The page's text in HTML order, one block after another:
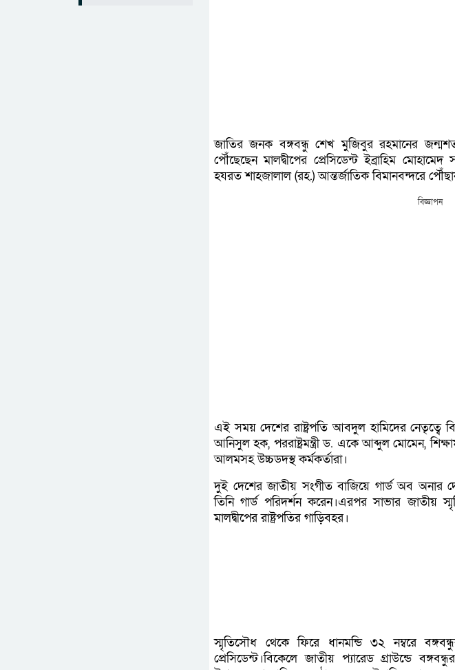
জাতির জনক বঙ্গবন্ধু শেখ মুজিবুর রহমানের
পৌঁছেছেন মালদ্বীপের প্রেসিডেন্ট ইব্রাহিম
হযরত শাহজালাল (রহ.) আন্তর্জাতিক বিমানবন্দরে
বিজ্ঞাপন
এই সময় দেশের রাষ্ট্রপতি আবদুল হামিদের নেতৃত্বে
আনিসুল হক, পররাষ্ট্রমন্ত্রী ড. একে আব্দুল মোমেন,
আলমসহ উচ্চডদস্থ কর্মকর্তারা।
দুই দেশের জাতীয় সংগীত বাজিয়ে গার্ড অব অনার
তিনি গার্ড পরিদর্শন করেন।এরপর সাভার জাতীয়
মালদ্বীপের রাষ্ট্রপতির গাড়িবহর।
স্মৃতিসৌধ থেকে ফিরে ধানমন্ডি ৩২ নম্বরে
প্রেসিডেন্ট।বিকেলে জাতীয় প্যারেড গ্রাউন্ডে